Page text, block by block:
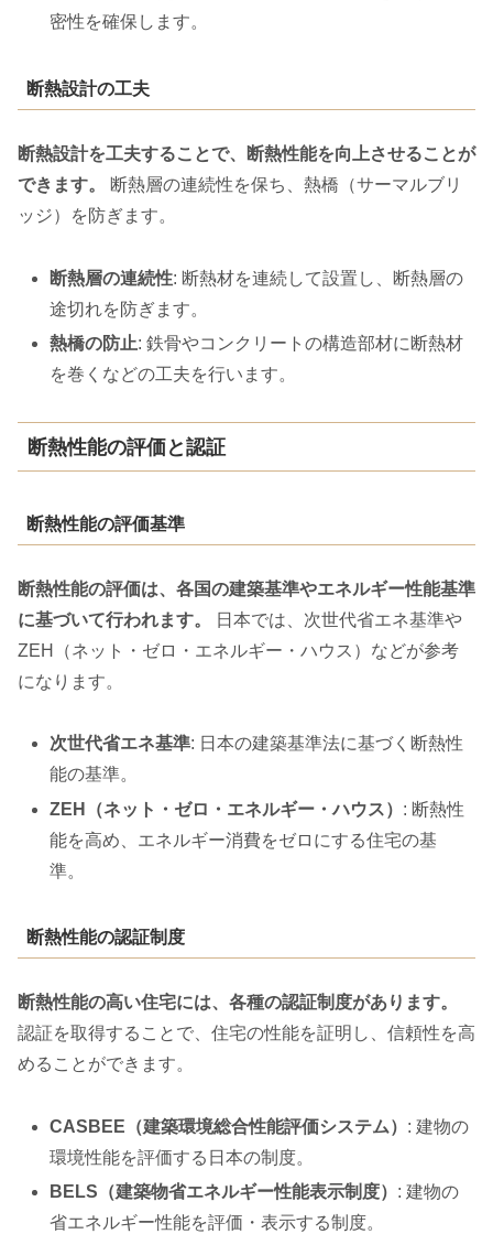
密性を確保します。
断熱設計の工夫
断熱設計を工夫することで、断熱性能を向上させることが
できます。
断熱層の連続性を保ち、熱橋（サーマルブリ
ッジ）を防ぎます。
断熱層の連続性: 断熱材を連続して設置し、断熱層の
途切れを防ぎます。
熱橋の防止: 鉄骨やコンクリートの構造部材に断熱材
を巻くなどの工夫を行います。
断熱性能の評価と認証
断熱性能の評価基準
断熱性能の評価は、各国の建築基準やエネルギー性能基準
に基づいて行われます。
日本では、次世代省エネ基準や
ZEH（ネット・ゼロ・エネルギー・ハウス）などが参考
になります。
次世代省エネ基準: 日本の建築基準法に基づく断熱性
能の基準。
ZEH（ネット・ゼロ・エネルギー・ハウス） : 断熱性
能を高め、エネルギー消費をゼロにする住宅の基
準。
断熱性能の認証制度
断熱性能の高い住宅には、各種の認証制度があります。
認証を取得することで、住宅の性能を証明し、信頼性を高
めることができます。
CASBEE（建築環境総合性能評価システム） : 建物の
環境性能を評価する日本の制度。
BELS（建築物省エネルギー性能表示制度） : 建物の
省エネルギー性能を評価・表示する制度。